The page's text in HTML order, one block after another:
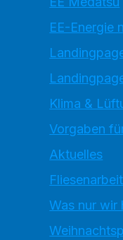
EE-Energie
Klima &
Vorgaben
Aktuelles
Was nur wir